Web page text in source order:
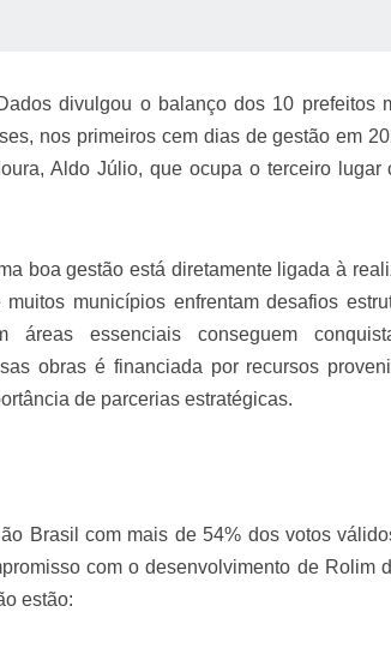
Dom Pedro I na Independência do Brasil
divulgou o balanço dos 10 prefeitos
nos primeiros cem dias de gestão em
Aldo Júlio, que ocupa o terceiro lugar
boa gestão está diretamente ligada à
municípios enfrentam desafios
áreas essenciais conseguem
obras é financiada por recursos
de parcerias estratégicas.
Brasil com mais de 54% dos votos
com o desenvolvimento de Rolim
estão: